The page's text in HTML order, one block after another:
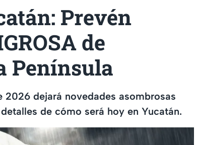
Prevén
de
Península
dejará novedades asombrosas
de cómo será hoy en Yucatán.